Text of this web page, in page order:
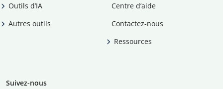
Outils d’IA
Autres outils
Centre d’aide
Contactez-nous
Ressources
Suivez-nous